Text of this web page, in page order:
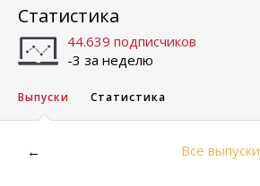
Статистика
44.639 подписчиков
-3 за неделю
Выпуски Статистика
← Все выпуски